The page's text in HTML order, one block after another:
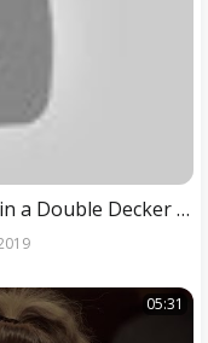
'Dark Phoenix' Cast Tours London in a Double Decker - #LateLateLondon
05:31